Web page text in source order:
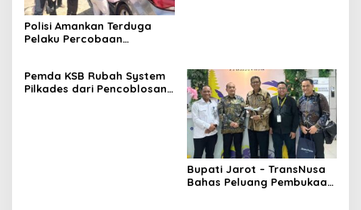
Polisi Amankan Terduga
Pelaku Percobaan
Pemda KSB Rubah System
Pilkades dari Pencoblosan
Bupati Jarot – TransNusa
Bahas Peluang Pembukaan